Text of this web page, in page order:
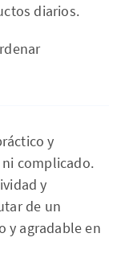
diarios.
y
complicado.
y
de un
y agradable en